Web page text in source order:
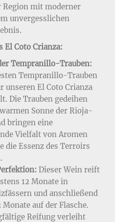
Region mit moderner
unvergesslichen
El Coto Crianza:
Tempranillo-Trauben:
Tempranillo-Trauben
unseren El Coto Crianza
Die Trauben gedeihen
Sonne der Rioja-
bringen eine
Vielfalt von Aromen
die Essenz des Terroirs
Dieser Wein reift
12 Monate in
und anschließend
Monate auf der Flasche.
Reifung verleiht